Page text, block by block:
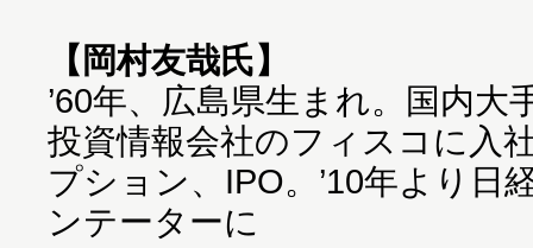
【岡村友哉氏】
’60年、広島県生まれ。国内大
投資情報会社のフィスコに入
プション、IPO。’10年より日
ンテーターに